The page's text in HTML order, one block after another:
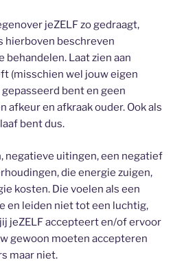
jeZELF zo gedraagt,
hierboven beschreven
behandelen. Laat zien aan
(misschien wel jouw eigen
bent en geen
afkeur en afkraak ouder. Ook als
bent dus.
negatieve uitingen, een negatief
die energie zuigen,
kosten. Die voelen als een
en leiden niet tot een luchtig,
jeZELF accepteert en/of ervoor
gewoon moeten accepteren
maar niet.